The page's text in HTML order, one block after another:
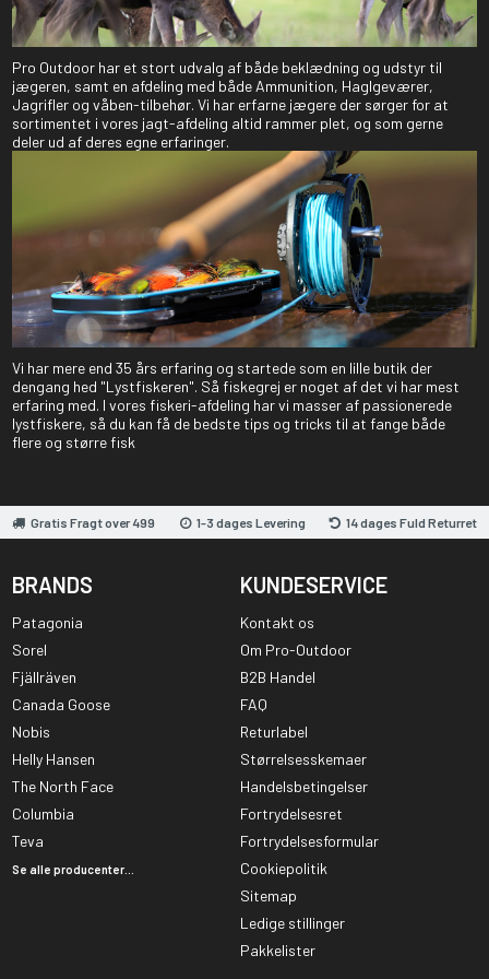
Pro Outdoor har et stort udvalg af både beklædning og udstyr til
jægeren, samt en afdeling med både Ammunition, Haglgeværer,
Jagrifler og våben-tilbehør. Vi har erfarne jægere der sørger for at
sortimentet i vores jagt-afdeling altid rammer plet, og som gerne
deler ud af deres egne erfaringer.
Vi har mere end 35 års erfaring og startede som en lille butik der
dengang hed "Lystfiskeren". Så fiskegrej er noget af det vi har mest
erfaring med. I vores fiskeri-afdeling har vi masser af passionerede
lystfiskere, så du kan få de bedste tips og tricks til at fange både
flere og større fisk
Gratis Fragt over 499 1-3 dages Levering 14 dages Fuld Returret
BRANDS
Patagonia
Sorel
Fjällräven
Canada Goose
Nobis
Helly Hansen
The North Face
Columbia
Teva
Se alle producenter...
KUNDESERVICE
Kontakt os
Om Pro-Outdoor
B2B Handel
FAQ
Returlabel
Størrelsesskemaer
Handelsbetingelser
Fortrydelsesret
Fortrydelsesformular
Cookiepolitik
Sitemap
Ledige stillinger
Pakkelister
NEJ TAK!